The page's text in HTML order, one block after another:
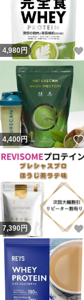
4,980円
4,400円
7,390円